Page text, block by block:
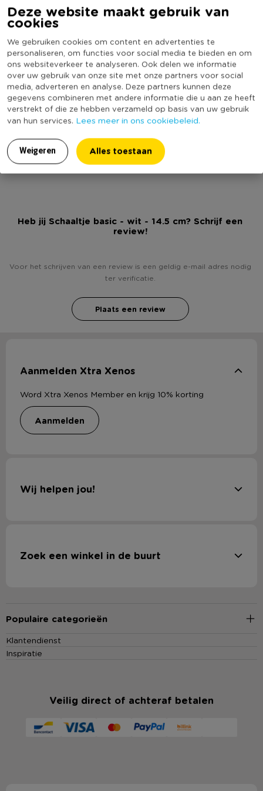
Deze website maakt gebruik van
cookies
We gebruiken cookies om content en advertenties te
personaliseren, om functies voor social media te bieden en om
ons websiteverkeer te analyseren. Ook delen we informatie
over uw gebruik van onze site met onze partners voor social
media, adverteren en analyse. Deze partners kunnen deze
gegevens combineren met andere informatie die u aan ze heeft
verstrekt of die ze hebben verzameld op basis van uw gebruik
van hun services. Lees meer in ons cookiebeleid.
Weigeren Alles toestaan
Diameter (cm)
14.5
Producthoogte (cm)
Kleur
Wit
Minimale bestelhoeveelheid
4
Vorm
Rond
Serie
Basic
Met print
Nee
Duurzaamheidsscore
(Nog) geen score
bekend
Heb jij Schaaltje basic - wit - 14.5 cm? Schrijf een
review!
Voor het schrijven van een review is een geldig e-mail adres nodig
ter verificatie.
Plaats een review
Aanmelden Xtra Xenos
Word Xtra Xenos Member en krijg 10% korting
aanmelden
Wij helpen jou!
Zoek een winkel in de buurt
Populaire categorieën
Klantendienst
Inspiratie
Veilig direct of achteraf betalen